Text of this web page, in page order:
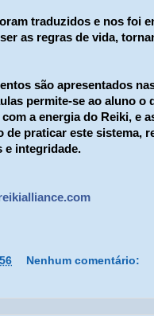
traduzidos e nos foi
as regras de vida,
são apresentados
permite-se ao aluno o
a energia do Reiki, e
de praticar este sistema,
e integridade.
Nenhum comentário: